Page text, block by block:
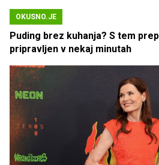
OKUSNO.JE
Puding brez kuhanja? S tem
pripravljen v nekaj minutah